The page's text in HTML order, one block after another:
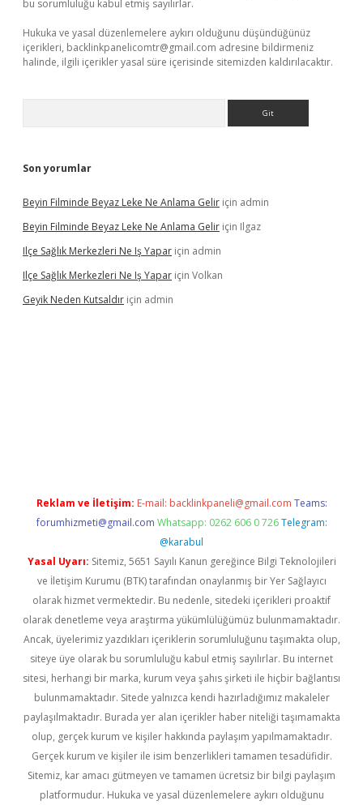
bu sorumluluğu kabul etmiş sayılırlar.
Hukuka ve yasal düzenlemelere aykırı olduğunu düşündüğünüz
içerikleri, backlinkpanelicomtr@gmail.com adresine bildirmeniz
halinde, ilgili içerikler yasal süre içerisinde sitemizden kaldırılacaktır.
Son yorumlar
Beyin Filminde Beyaz Leke Ne Anlama Gelir için admin
Beyin Filminde Beyaz Leke Ne Anlama Gelir için Ilgaz
Ilçe Sağlık Merkezleri Ne Iş Yapar için admin
Ilçe Sağlık Merkezleri Ne Iş Yapar için Volkan
Geyik Neden Kutsaldır için admin
Reklam ve İletişim: E-mail: backlinkpaneli@gmail.com Teams:
forumhizmeti@gmail.com Whatsapp: 0262 606 0 726 Telegram:
@karabul
Yasal Uyarı: Sitemiz, 5651 Sayılı Kanun gereğince Bilgi Teknolojileri
ve İletişim Kurumu (BTK) tarafından onaylanmış bir Yer Sağlayıcı
olarak hizmet vermektedir. Bu nedenle, sitedeki içerikleri proaktif
olarak denetleme veya araştırma yükümlülüğümüz bulunmamaktadır.
Ancak, üyelerimiz yazdıkları içeriklerin sorumluluğunu taşımakta olup,
siteye üye olarak bu sorumluluğu kabul etmiş sayılırlar. Bu internet
sitesi, herhangi bir marka, kurum veya şahıs şirketi ile hiçbir bağlantısı
bulunmamaktadır. Sitede yalnızca kendi hazırladığımız makaleler
paylaşılmaktadır. Burada yer alan içerikler haber niteliği taşımamakta
olup, gerçek kurum ve kişiler hakkında paylaşım yapılmamaktadır.
Gerçek kurum ve kişiler ile isim benzerlikleri tamamen tesadüfidir.
Sitemiz, kar amacı gütmeyen ve tamamen ücretsiz bir bilgi paylaşım
platformudur. Hukuka ve yasal düzenlemelere aykırı olduğunu